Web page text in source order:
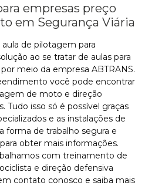
empresas preço
em Segurança Viária
de pilotagem para
ao se tratar de aulas para
meio da empresa ABTRANS.
você pode encontrar
de moto e direção
Tudo isso só é possível graças
e as instalações de
forma de trabalho segura e
obter mais informações.
com treinamento de
e direção defensiva
contato conosco e saiba mais